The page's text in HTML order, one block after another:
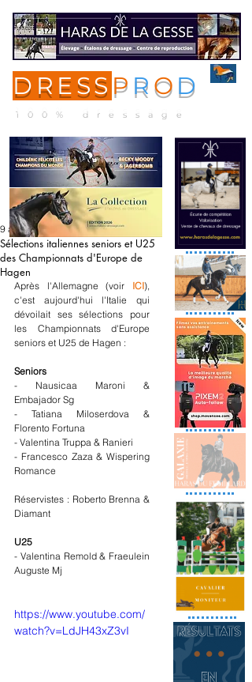
DRESS P R O D
100% dressage
Sélections italiennes seniors et U25
des Championnats d'Europe de
Hagen
9 août 2021
Après l'Allemagne (voir ICI),
c'est aujourd'hui l'Italie qui
dévoilait ses sélections pour
les Championnats d'Europe
seniors et U25 de Hagen :
Seniors
- Nausicaa Maroni &
Embajador Sg
- Tatiana Miloserdova &
Florento Fortuna
- Valentina Truppa & Ranieri
- Francesco Zaza & Wispering
Romance
Réservistes : Roberto Brenna &
Diamant
U25
- Valentina Remold & Fraeulein
Auguste Mj
https://www.youtube.com/
watch?v=LdJH43xZ3vI